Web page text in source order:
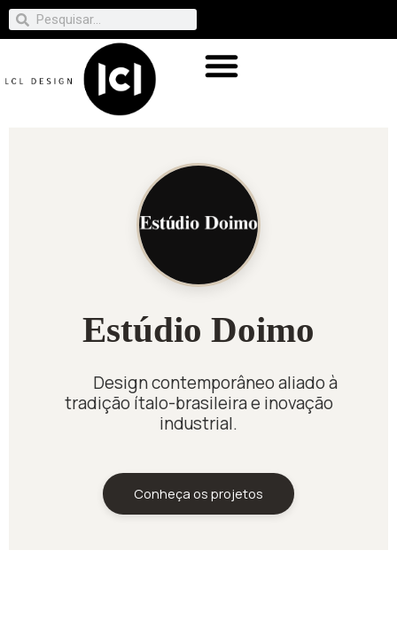
Estúdio Doimo
Design contemporâneo aliado à
tradição ítalo-brasileira e inovação
industrial.
Conheça os projetos